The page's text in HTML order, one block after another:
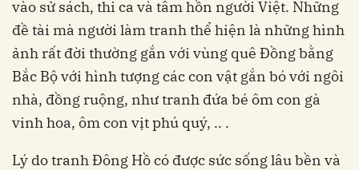
vào sử sách, thi ca và tâm hồn người Việt. Những
đề tài mà người làm tranh thể hiện là những hình
ảnh rất đời thường gắn với vùng quê Đồng bằng
Bắc Bộ với hình tượng các con vật gắn bó với ngôi
nhà, đồng ruộng, như tranh đứa bé ôm con gà
vinh hoa, ôm con vịt phú quý, .. .
Lý do tranh Đông Hồ có được sức sống lâu bền và